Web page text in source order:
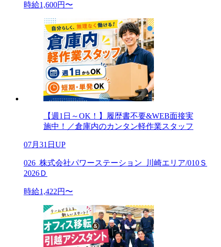
時給1,600円〜
【週1日～OK！】履歴書不要&WEB面接実
施中！／倉庫内のカンタン軽作業スタッフ
07月31日UP
026_株式会社パワーステーション_川崎エリア/010Ｓ
2026Ｄ
時給1,422円〜